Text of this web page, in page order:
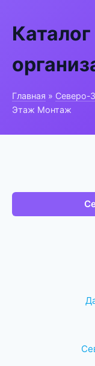
Главная » Северо-
Этаж Монтаж